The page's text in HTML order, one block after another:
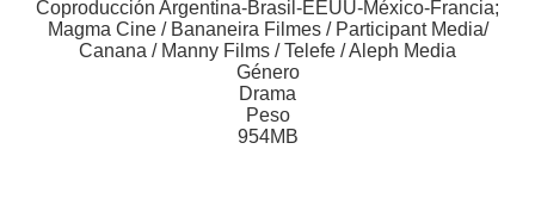
Coproducción Argentina-Brasil-EEUU-México-Francia;
Magma Cine / Bananeira Filmes / Participant Media/
Canana / Manny Films / Telefe / Aleph Media
Género
Drama
Peso
954MB